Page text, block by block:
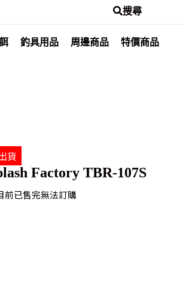
搜尋
釣具用品 周邊商品
特價商品
貨
Factory TBR-107S
前已售完無法訂購